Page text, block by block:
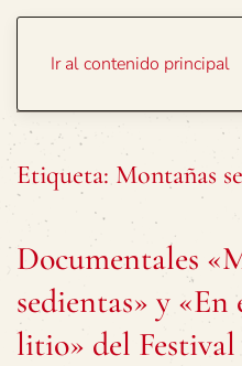
Ir al contenido principal
Etiqueta: Montañas
Documentales
sedientas» y
litio» del